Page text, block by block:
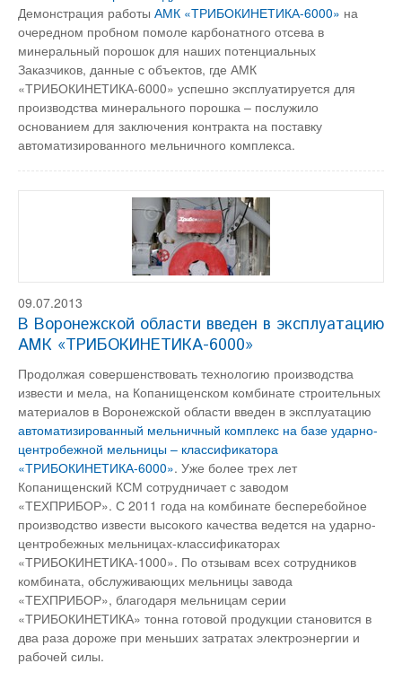
Демонстрация работы АМК «ТРИБОКИНЕТИКА-6000» на
очередном пробном помоле карбонатного отсева в
минеральный порошок для наших потенциальных
Заказчиков, данные с объектов, где АМК
«ТРИБОКИНЕТИКА-6000» успешно эксплуатируется для
производства минерального порошка – послужило
основанием для заключения контракта на поставку
автоматизированного мельничного комплекса.
09.07.2013
В Воронежской области введен в эксплуатацию
АМК «ТРИБОКИНЕТИКА-6000»
Продолжая совершенствовать технологию производства
извести и мела, на Копанищенском комбинате строительных
материалов в Воронежской области введен в эксплуатацию
автоматизированный мельничный комплекс на базе ударно-
центробежной мельницы – классификатора
«ТРИБОКИНЕТИКА-6000». Уже более трех лет
Копанищенский КСМ сотрудничает с заводом
«ТЕХПРИБОР». С 2011 года на комбинате бесперебойное
производство извести высокого качества ведется на ударно-
центробежных мельницах-классификаторах
«ТРИБОКИНЕТИКА-1000». По отзывам всех сотрудников
комбината, обслуживающих мельницы завода
«ТЕХПРИБОР», благодаря мельницам серии
«ТРИБОКИНЕТИКА» тонна готовой продукции становится в
два раза дороже при меньших затратах электроэнергии и
рабочей силы.